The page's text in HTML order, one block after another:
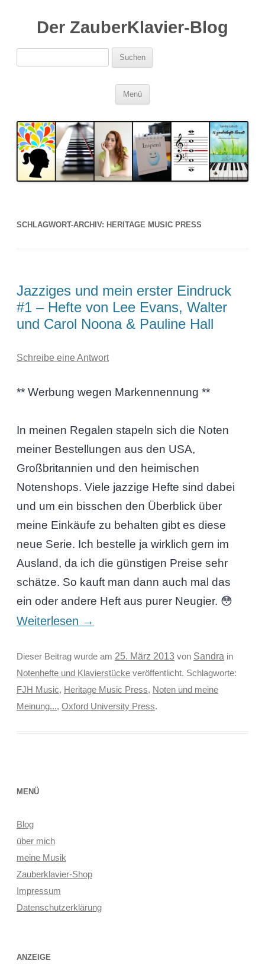
Der ZauberKlavier-Blog
Suchen
nach:
Menü
SCHLAGWORT-ARCHIV: HERITAGE MUSIC PRESS
Jazziges und mein erster Eindruck
#1 – Hefte von Lee Evans, Walter
und Carol Noona & Pauline Hall
Schreibe eine Antwort
** Werbung wegen Markennennung **
In meinen Regalen stapeln sich die Noten
meiner Bestellungen aus den USA,
Großbritannien und den heimischen
Notenshops. Viele jazzige Hefte sind dabei
und um ein bisschen den Überblick über
meine Einkäufe zu behalten gibt es diese
neue Serie. Ich bestelle ja wirklich gern im
Ausland, da ich die günstigen Preise sehr
schätze. So kauft man dann auch mal das
ein oder andere Heft aus purer Neugier. 😳
Weiterlesen →
Dieser Beitrag wurde am 25. März 2013 von Sandra in
Notenhefte und Klavierstückeveröffentlicht. Schlagworte:
FJH Music, Heritage Music Press, Noten und meine
Meinung..., Oxford University Press.
MENÜ
Blog
über mich
meine Musik
Zauberklavier-Shop
Impressum
Datenschutzerklärung
ANZEIGE